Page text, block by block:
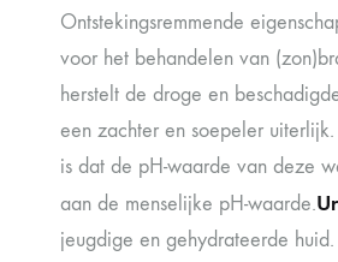
Ontstekingsremmende
voor het behandelen van
herstelt de droge en
een zachter en soepeler
is dat de pH-waarde van deze
aan de menselijke pH-waarde.
jeugdige en gehydrateerde